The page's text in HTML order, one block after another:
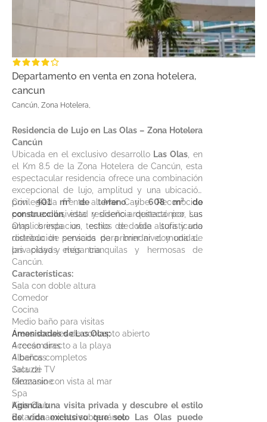
Departamento en venta en zona hotelera,
cancun
Cancún, Zona Hotelera,
Residencia de Lujo en Las Olas – Zona Hotelera
Cancún
Ubicada en el exclusivo desarrollo Las Olas , en
el Km 8.5 de la Zona Hotelera de Cancún, esta
espectacular residencia ofrece una combinación
excepcional de lujo, amplitud y una ubicación
privilegiada frente al Mar Caribe. Reconocido
por su exclusividad y diseño arquitectónico, Las
Olas brinda un estilo de vida sofisticado
rodeado de servicios de primer nivel y una de
las playas más tranquilas y hermosas de
Cancún.
Con401 m² de terrenoy608 m² de
construcción, esta residencia destaca por sus
amplios espacios, techos de doble altura y una
distribución pensada para brindar comodidad,
privacidad y elegancia.
Características:
Sala con doble altura
Comedor
Cocina
Medio baño para visitas
Áreas sociales de concepto abierto
4 recámaras
4 baños completos
Sala de TV
Mezzanine
Amenidades de Las Olas:
Acceso directo a la playa
Albercas
Jacuzzi
Gimnasio con vista al mar
Spa
Kids Club
Estacionamiento subterráneo
Agenda una visita privada y descubre el estilo
de vida exclusivo que solo Las Olas puede